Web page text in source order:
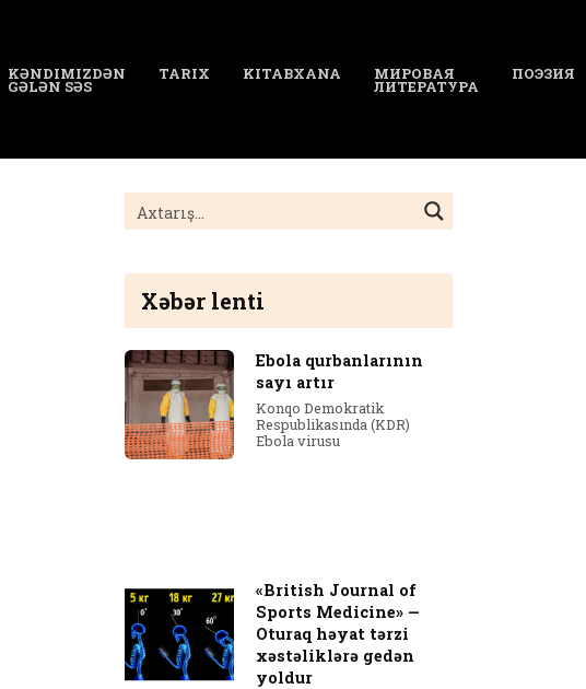
KƏNDIMIZDƏN
GƏLƏN SƏS
TARIX KITABXANA МИРОВАЯ
ЛИТЕРАТУРА
ПОЭЗИЯ
Xəbər lenti
Ebola qurbanlarının
sayı artır
Konqo Demokratik
Respublikasında (KDR)
Ebola virusu
«British Journal of
Sports Medicine» —
Oturaq həyat tərzi
xəstəliklərə gedən
yoldur